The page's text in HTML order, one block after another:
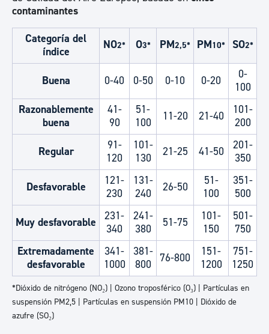
contaminantes
Categoría del
índice
NO2* O3* PM2,5* PM10* SO2*
Buena 0-40 0-50 0-10 0-20
0-
100
Razonablemente
buena
41-
90
51-
100
11-20 21-40
101-
200
Regular
91-
120
101-
130
21-25 41-50
201-
350
Desfavorable
121-
230
131-
240
26-50
51-
100
351-
500
Muy desfavorable
231-
340
241-
380
51-75
101-
150
501-
750
Extremadamente
desfavorable
341-
1000
381-
800
76-800
151-
1200
751-
1250
*Dióxido de nitrógeno (NO₂) | Ozono troposférico (O₃) | Partículas en
suspensión PM2,5 | Partículas en suspensión PM10 | Dióxido de
azufre (SO₂)